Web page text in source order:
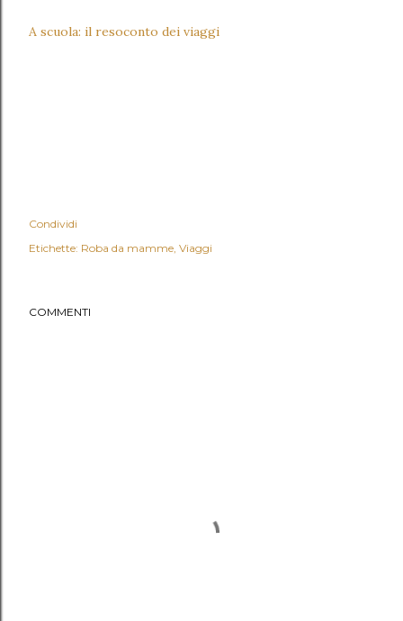
A scuola: il resoconto dei viaggi
Condividi
Etichette: Roba da mamme Viaggi
COMMENTI